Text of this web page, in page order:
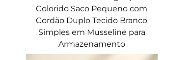
Colorido Saco Pequeno com
Cordão Duplo Tecido Branco
Simples em Musseline para
Armazenamento